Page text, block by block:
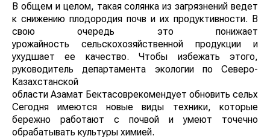
В общем и целом, такая солянка из загрязнений ведет
к снижению плодородия почв и их продуктивности. В
свою очередь это понижает
урожайность сельскохозяйственной продукции и
ухудшает ее качество. Чтобы избежать этого,
руководитель департамента экологии по Северо-
Казахстанской
области Азамат Бектасоврекомендует обновить
Сегодня имеются новые виды техники, которые
бережно работают с почвой и умеют точечно
обрабатывать культуры химией.